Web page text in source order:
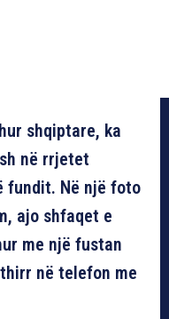
shqiptare, ka
në rrjetet
fundit. Në një foto
ajo shfaqet e
me një fustan
në telefon me